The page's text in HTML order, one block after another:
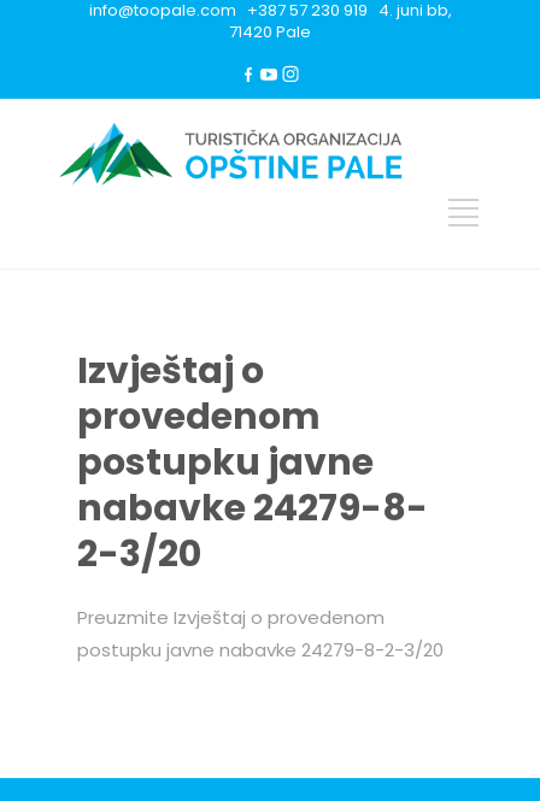
info@toopale.com +387 57 230 919 4. juni bb,
71420 Pale
Izvještaj o
provedenom
postupku javne
nabavke 24279-8-
2-3/20
Preuzmite Izvještaj o provedenom
postupku javne nabavke 24279-8-2-3/20